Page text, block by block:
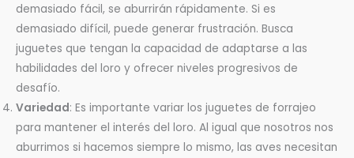
demasiado fácil, se aburrirán rápidamente. Si es
demasiado difícil, puede generar frustración. Busca
juguetes que tengan la capacidad de adaptarse a las
habilidades del loro y ofrecer niveles progresivos de
desafío.
Variedad: Es importante variar los juguetes de forrajeo
para mantener el interés del loro. Al igual que nosotros nos
aburrimos si hacemos siempre lo mismo, las aves necesitan